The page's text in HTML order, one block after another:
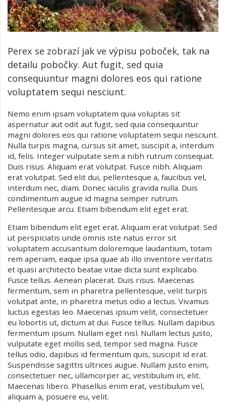
Perex se zobrazí jak ve výpisu poboček, tak na
detailu pobočky. Aut fugit, sed quia
consequuntur magni dolores eos qui ratione
voluptatem sequi nesciunt.
Nemo enim ipsam voluptatem quia voluptas sit
aspernatur aut odit aut fugit, sed quia consequuntur
magni dolores eos qui ratione voluptatem sequi nesciunt.
Nulla turpis magna, cursus sit amet, suscipit a, interdum
id, felis. Integer vulputate sem a nibh rutrum consequat.
Duis risus. Aliquam erat volutpat. Fusce nibh. Aliquam
erat volutpat. Sed elit dui, pellentesque a, faucibus vel,
interdum nec, diam. Donec iaculis gravida nulla. Duis
condimentum augue id magna semper rutrum.
Pellentesque arcu. Etiam bibendum elit eget erat.
Etiam bibendum elit eget erat. Aliquam erat volutpat. Sed
ut perspiciatis unde omnis iste natus error sit
voluptatem accusantium doloremque laudantium, totam
rem aperiam, eaque ipsa quae ab illo inventore veritatis
et quasi architecto beatae vitae dicta sunt explicabo.
Fusce tellus. Aenean placerat. Duis risus. Maecenas
fermentum, sem in pharetra pellentesque, velit turpis
volutpat ante, in pharetra metus odio a lectus. Vivamus
luctus egestas leo. Maecenas ipsum velit, consectetuer
eu lobortis ut, dictum at dui. Fusce tellus. Nullam dapibus
fermentum ipsum. Nullam eget nisl. Nullam lectus justo,
vulputate eget mollis sed, tempor sed magna. Fusce
tellus odio, dapibus id fermentum quis, suscipit id erat.
Suspendisse sagittis ultrices augue. Nullam justo enim,
consectetuer nec, ullamcorper ac, vestibulum in, elit.
Maecenas libero. Phasellus enim erat, vestibulum vel,
aliquam a, posuere eu, velit.